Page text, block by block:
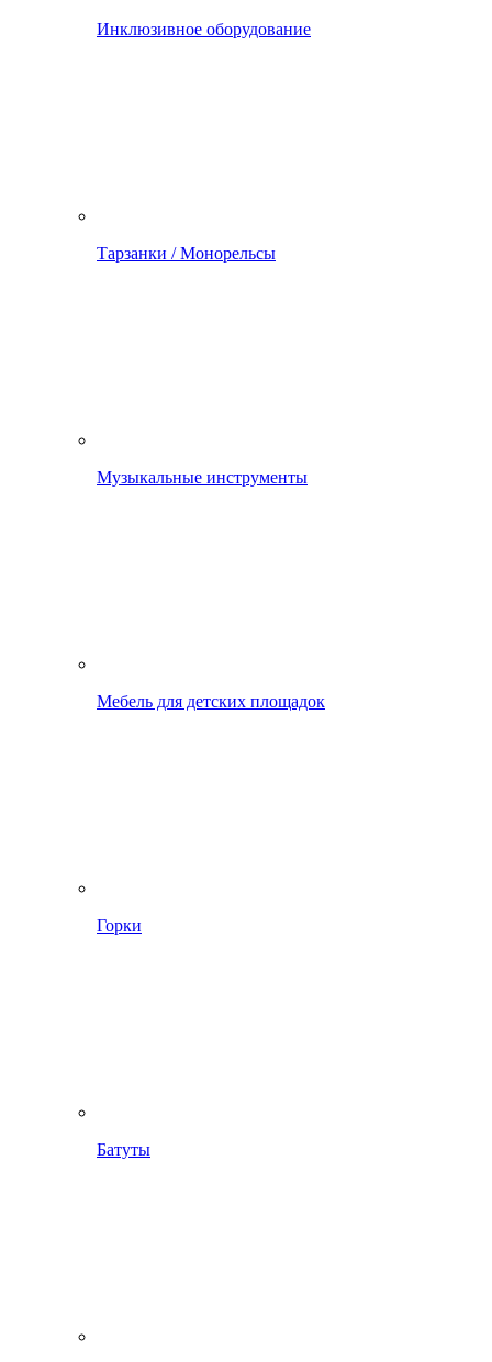
Инклюзивное оборудование
Тарзанки / Монорельсы
Музыкальные инструменты
Мебель для детских площадок
Горки
Батуты